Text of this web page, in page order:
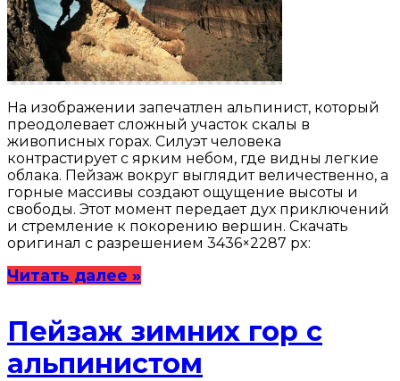
На изображении запечатлен альпинист, который
преодолевает сложный участок скалы в
живописных горах. Силуэт человека
контрастирует с ярким небом, где видны легкие
облака. Пейзаж вокруг выглядит величественно, а
горные массивы создают ощущение высоты и
свободы. Этот момент передает дух приключений
и стремление к покорению вершин. Скачать
оригинал с разрешением 3436×2287 px:
Читать далее »
Пейзаж зимних гор с
альпинистом